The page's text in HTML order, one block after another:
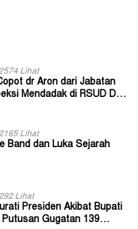
Lihat
dr Aron dari Jabatan
Mendadak di RSUD Dok
Lihat
Band dan Luka Sejarah
Lihat
Presiden Akibat Bupati
Putusan Gugatan 139